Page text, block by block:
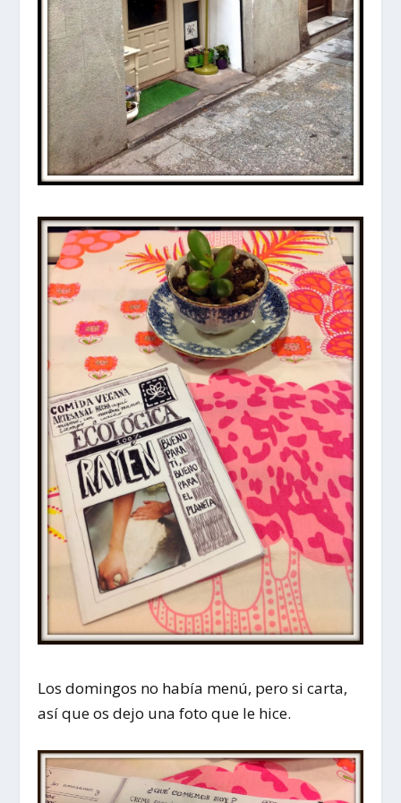
Los domingos no había menú, pero si carta,
así que os dejo una foto que le hice.